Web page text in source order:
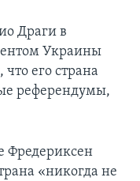
Драги в
Украины
его страна
референдумы,
Фредериксен
«никогда не